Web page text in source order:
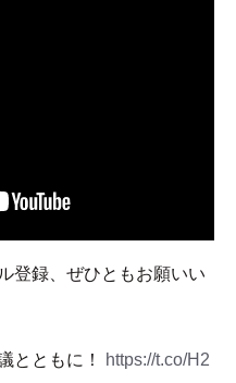
登録、ぜひともお願いい
とともに！
https://t.co/H2